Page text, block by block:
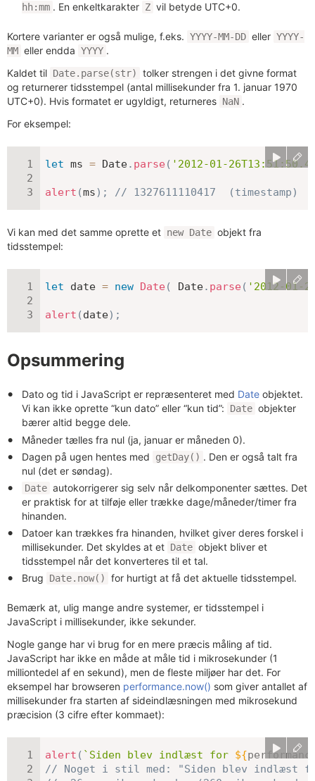
hh:mm . En enkeltkarakter Z vil betyde UTC+0.
Kortere varianter er også mulige, f.eks. YYYY-MM-DD eller YYYY-
MM eller endda YYYY .
Kaldet til Date.parse(str)
tolker strengen i det givne format
og returnerer tidsstempel (antal millisekunder fra 1. januar 1970
UTC+0). Hvis formatet er ugyldigt, returneres NaN .
For eksempel:
let ms = Date. parse ( '2012-01-
alert (ms) ; // 1327611110417  (timestamp)
Vi kan med det samme oprette et new Date objekt fra
tidsstempel:
let date = new Date ( Date. parse ( '2012-01-
alert (date) ;
Opsummering
Dato og tid i JavaScript er repræsenteret med Date objektet.
Vi kan ikke oprette “kun dato” eller “kun tid”:
Date objekter
bærer altid begge dele.
Måneder tælles fra nul (ja, januar er måneden 0).
Dagen på ugen hentes med
getDay() . Den er også talt fra
nul (det er søndag).
Date autokorrigerer sig selv når delkomponenter sættes. Det
er praktisk for at tilføje eller trække dage/måneder/timer fra
hinanden.
Datoer kan trækkes fra hinanden, hvilket giver deres forskel i
millisekunder. Det skyldes at et Date objekt bliver et
tidsstempel når det konverteres til et tal.
Brug
Date.now() for hurtigt at få det aktuelle tidsstempel.
Bemærk at, ulig mange andre systemer, er tidsstempel i
JavaScript i millisekunder, ikke sekunder.
Nogle gange har vi brug for en mere præcis måling af tid.
JavaScript har ikke en måde at måle tid i mikrosekunder (1
milliontedel af en sekund), men de fleste miljøer har det. For
eksempel har browseren performance.now() som giver antallet af
millisekunder fra starten af sideindlæsningen med mikrosekund
præcision (3 cifre efter kommaet):
alert ( ` Siden blev indlæst for ${
// Noget i stil med: "Siden blev indlæst for